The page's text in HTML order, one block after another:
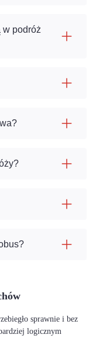
w podróż
sprawnie i bez
logicznym